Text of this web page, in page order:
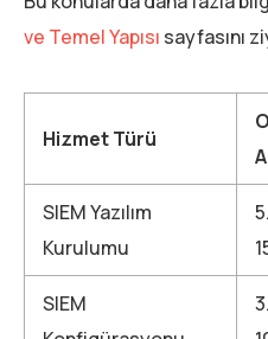
ve Temel Yapısı sayfasını
Hizmet Türü
SIEM Yazılım
Kurulumu
SIEM